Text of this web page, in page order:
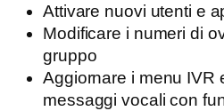
Attivare nuovi utenti e
Modificare i numeri di
gruppo
Aggiornare i menu IVR
messaggi vocali con